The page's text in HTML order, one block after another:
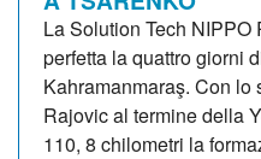
La Solution Tech
perfetta la quattro giorni
Kahramanmaraş. Con
Rajovic al termine della
110, 8 chilometri la